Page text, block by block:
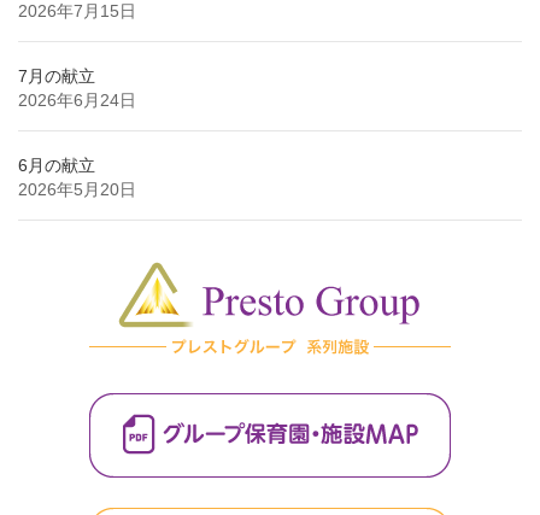
2026年7月15日
7月の献立
2026年6月24日
6月の献立
2026年5月20日